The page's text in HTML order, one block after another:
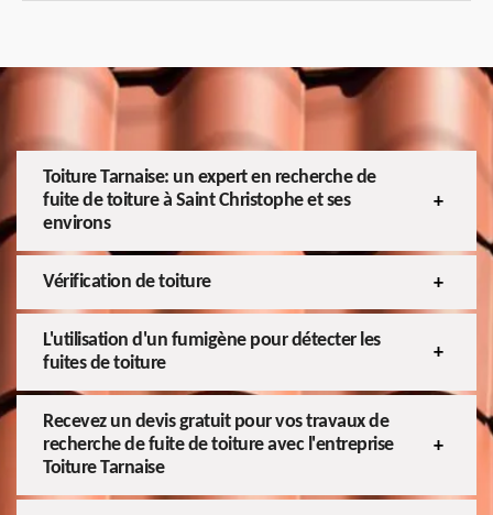
Toiture Tarnaise: un expert en recherche de
fuite de toiture à Saint Christophe et ses
environs
Vérification de toiture
L'utilisation d'un fumigène pour détecter les
fuites de toiture
Recevez un devis gratuit pour vos travaux de
recherche de fuite de toiture avec l'entreprise
Toiture Tarnaise